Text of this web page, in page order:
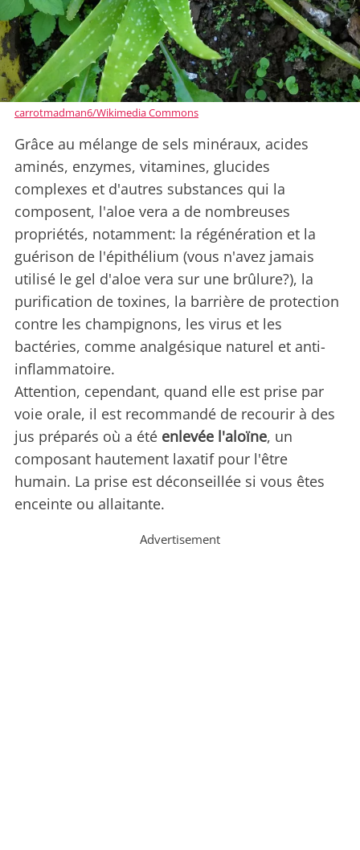
carrotmadman6/Wikimedia Commons
Grâce au mélange de sels minéraux, acides
aminés, enzymes, vitamines, glucides
complexes et d'autres substances qui la
composent, l'aloe vera a de nombreuses
propriétés, notamment: la régénération et la
guérison de l'épithélium (vous n'avez jamais
utilisé le gel d'aloe vera sur une brûlure?), la
purification de toxines, la barrière de protection
contre les champignons, les virus et les
bactéries, comme analgésique naturel et anti-
inflammatoire.
Attention, cependant, quand elle est prise par
voie orale, il est recommandé de recourir à des
jus préparés où a été enlevée l'aloïne, un
composant hautement laxatif pour l'être
humain. La prise est déconseillée si vous êtes
enceinte ou allaitante.
Advertisement